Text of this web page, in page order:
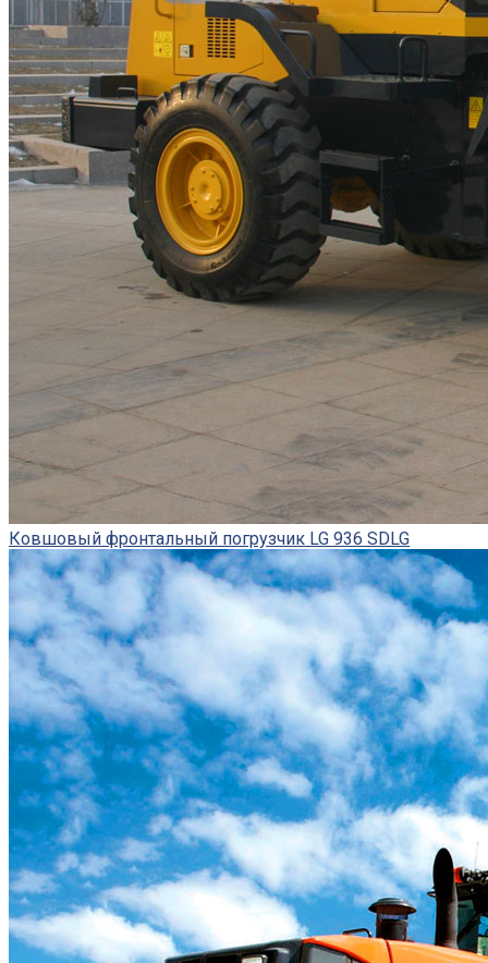
Ковшовый фронтальный погрузчик LG 936 SDLG